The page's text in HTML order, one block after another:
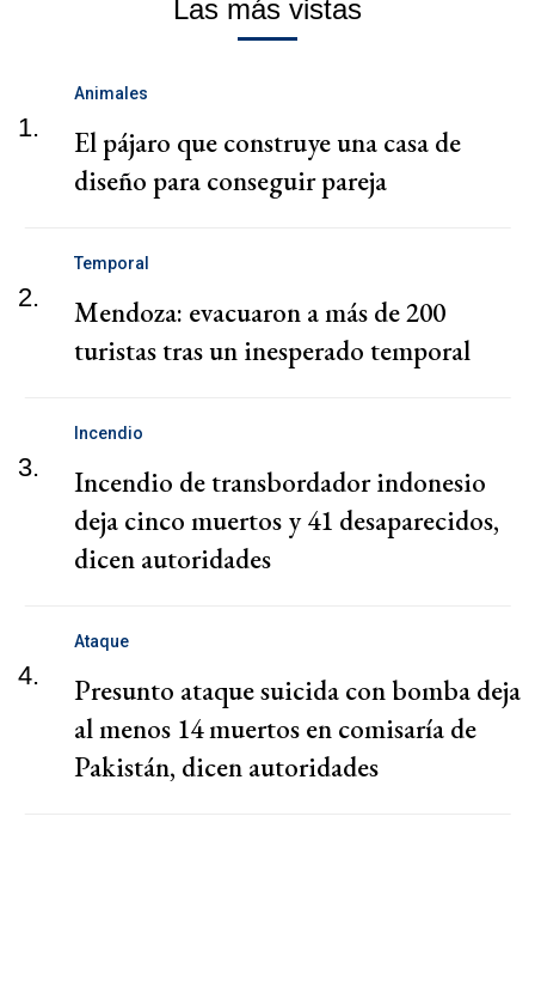
Las más vistas
1.
Animales
El pájaro que construye una casa de
diseño para conseguir pareja
2.
Temporal
Mendoza: evacuaron a más de 200
turistas tras un inesperado temporal
3.
Incendio
Incendio de transbordador indonesio
deja cinco muertos y 41 desaparecidos,
dicen autoridades
4.
Ataque
Presunto ataque suicida con bomba deja
al menos 14 muertos en comisaría de
Pakistán, dicen autoridades